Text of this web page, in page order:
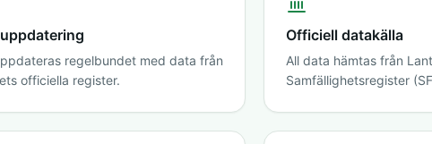
regelbundet med data från
officiella register.
Officiell datakälla
All data hämtas från
Samfällighetsregister